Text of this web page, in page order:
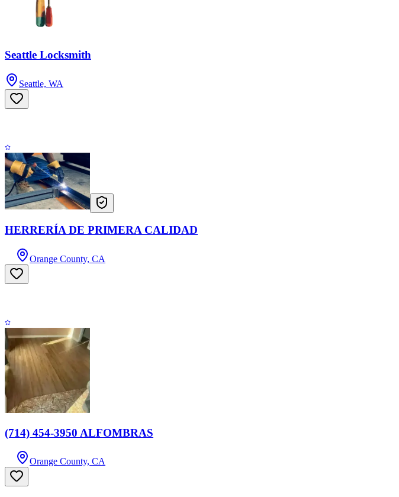
Seattle Locksmith
Seattle, WA
HERRERÍA DE PRIMERA CALIDAD
Orange County, CA
(714) 454-3950 ALFOMBRAS
Orange County, CA